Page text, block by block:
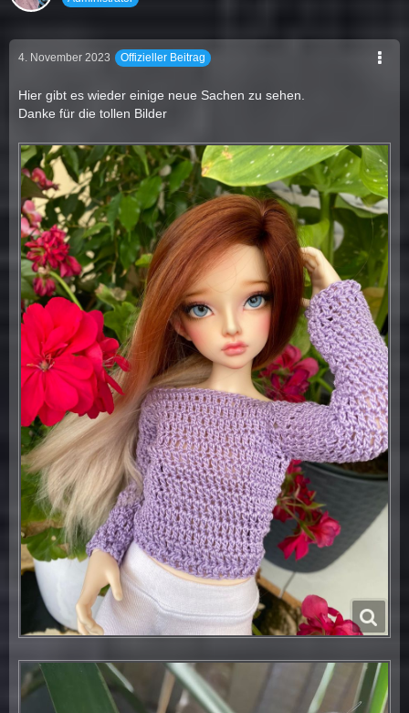
4. November 2023 Offizieller Beitrag
Hier gibt es wieder einige neue Sachen zu sehen.
Danke für die tollen Bilder